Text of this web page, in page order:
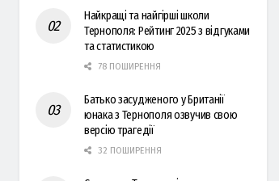
Найкращі та найгірші школи
Тернополя: Рейтинг 2025 з відгуками
та статистикою
78 ПОШИРЕННЯ
Батько засудженого у Британії
юнака з Тернополя озвучив свою
версію трагедії
32 ПОШИРЕННЯ